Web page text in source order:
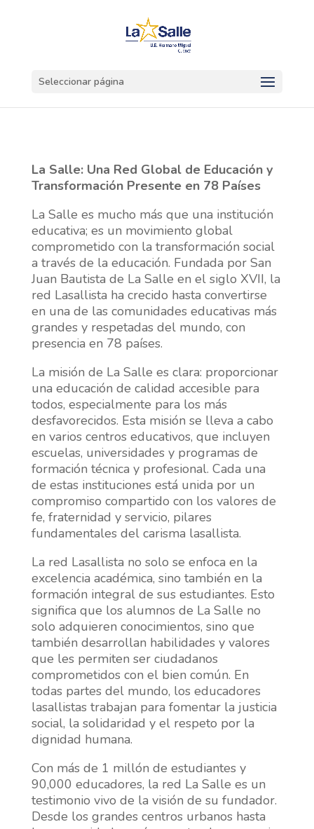
Seleccionar página
La Salle: Una Red Global de Educación y
Transformación Presente en 78 Países
La Salle es mucho más que una institución
educativa; es un movimiento global
comprometido con la transformación social
a través de la educación. Fundada por San
Juan Bautista de La Salle en el siglo XVII, la
red Lasallista ha crecido hasta convertirse
en una de las comunidades educativas más
grandes y respetadas del mundo, con
presencia en 78 países.
La misión de La Salle es clara: proporcionar
una educación de calidad accesible para
todos, especialmente para los más
desfavorecidos. Esta misión se lleva a cabo
en varios centros educativos, que incluyen
escuelas, universidades y programas de
formación técnica y profesional. Cada una
de estas instituciones está unida por un
compromiso compartido con los valores de
fe, fraternidad y servicio, pilares
fundamentales del carisma lasallista.
La red Lasallista no solo se enfoca en la
excelencia académica, sino también en la
formación integral de sus estudiantes. Esto
significa que los alumnos de La Salle no
solo adquieren conocimientos, sino que
también desarrollan habilidades y valores
que les permiten ser ciudadanos
comprometidos con el bien común. En
todas partes del mundo, los educadores
lasallistas trabajan para fomentar la justicia
social, la solidaridad y el respeto por la
dignidad humana.
Con más de 1 millón de estudiantes y
90,000 educadores, la red La Salle es un
testimonio vivo de la visión de su fundador.
Desde los grandes centros urbanos hasta